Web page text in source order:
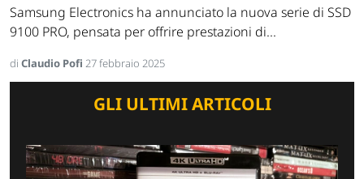
Samsung Electronics ha annunciato la nuova serie di SSD
9100 PRO, pensata per offrire prestazioni di...
di Claudio Pofi 27 febbraio 2025
GLI ULTIMI ARTICOLI